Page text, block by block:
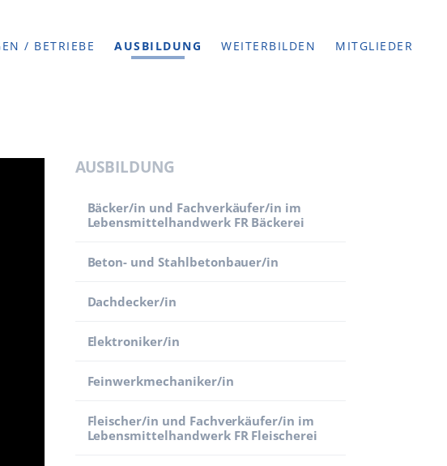
/ BETRIEBE AUSBILDUNG WEITERBILDEN MITGLIEDER
AUSBILDUNG
Bäcker/in und Fachverkäufer/in im
Lebensmittelhandwerk FR Bäckerei
Beton- und Stahl­beton­bauer/in
Dachdecker/in
Elektroniker/in
Feinwerkmechaniker/in
Fleischer/in und Fachverkäufer/in im
Lebensmittelhandwerk FR Fleischerei